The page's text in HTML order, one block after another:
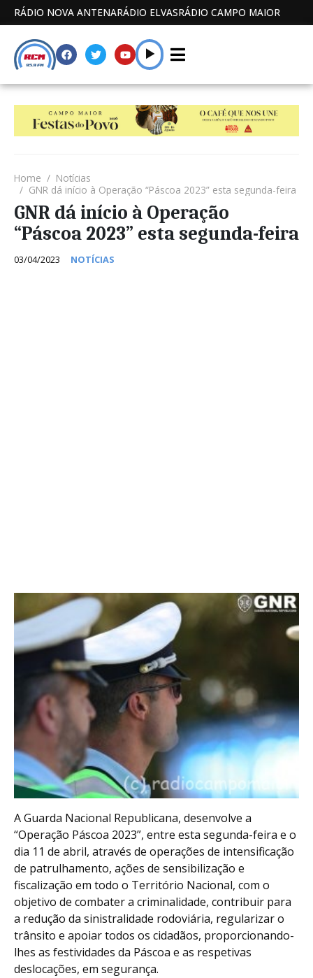
RÁDIO NOVA ANTENARÁDIO ELVASRÁDIO CAMPO MAIOR
Home
Notícias
GNR dá início à Operação “Páscoa 2023” esta segunda-feira
GNR dá início à Operação
“Páscoa 2023” esta segunda-feira
03/04/2023 NOTÍCIAS
A Guarda Nacional Republicana, desenvolve a
“Operação Páscoa 2023”, entre esta segunda-feira e o
dia 11 de abril, através de operações de intensificação
de patrulhamento, ações de sensibilização e
fiscalização em todo o Território Nacional, com o
objetivo de combater a criminalidade, contribuir para
a redução da sinistralidade rodoviária, regularizar o
trânsito e apoiar todos os cidadãos, proporcionando-
lhes as festividades da Páscoa e as respetivas
deslocações, em segurança.